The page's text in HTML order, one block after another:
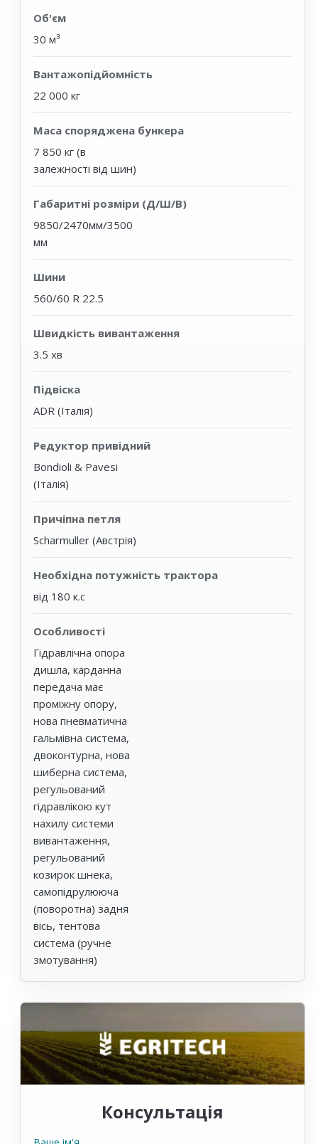
Об'єм
30 м³
Вантажопідйомність
22 000 кг
Маса споряджена бункера
7 850 кг (в
залежності від шин)
Габаритні розміри (Д/Ш/В)
9850/2470мм/3500
мм
Шини
560/60 R 22.5
Швидкість вивантаження
3.5 хв
Підвіска
ADR (Італія)
Редуктор привідний
Bondioli & Pavesi
(Італія)
Причіпна петля
Scharmuller (Австрія)
Необхідна потужність трактора
від 180 к.с
Особливості
Гідравлічна опора
дишла, карданна
передача має
проміжну опору,
нова пневматична
гальмівна система,
двоконтурна, нова
шиберна система,
регульований
гідравлікою кут
нахилу системи
вивантаження,
регульований
козирок шнека,
самопідрулююча
(поворотна) задня
вісь, тентова
система (ручне
змотування)
Консультація